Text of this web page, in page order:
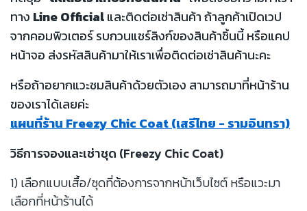
ทาง Line Officialและติดต่อเช่าสินค้า ถ้าลูกค้าเปิดเวป
จากคอมพิวเตอร์ รบกวนแชร์ลิงก์ของสินค้าชิ้นนี้ หรือแคป
หน้าจอ ส่งรหัสสินค้ามาให้เราเพื่อติดต่อเช่าสินค้านะคะ
หรือถ้าอยากแวะชมสินค้าด้วยตัวเอง สามารถมาที่หน้าร้าน
ของเราได้เลยค่ะ
แผนที่ร้าน Freezy Chic Coat (เสรีไทย - รามอินทรา)
วิธีการจองและเช่าชุด (Freezy Chic Coat)
1) เลือกแบบเสื้อ/ชุดที่ต้องการจากหน้าเว็บไซต์ หรือแวะมา
เลือกที่หน้าร้านได้